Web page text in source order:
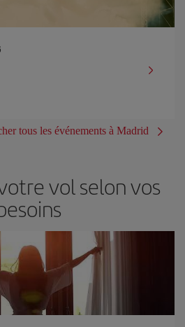
tous les événements à Madrid
vol selon vos